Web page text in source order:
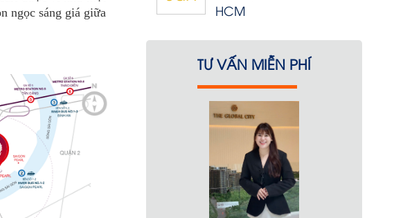
ngọc sáng giá giữa
HCM
TƯ VẤN MIỄN PHÍ